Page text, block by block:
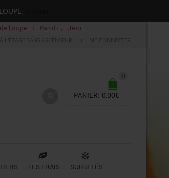
Jeudi, Samedi (Basse-terre
L'ÉTAGE SANS ASCENSEUR.
ME CONNECTER
0
PANIER: 0,00€
LES FRAIS SURGELÉS